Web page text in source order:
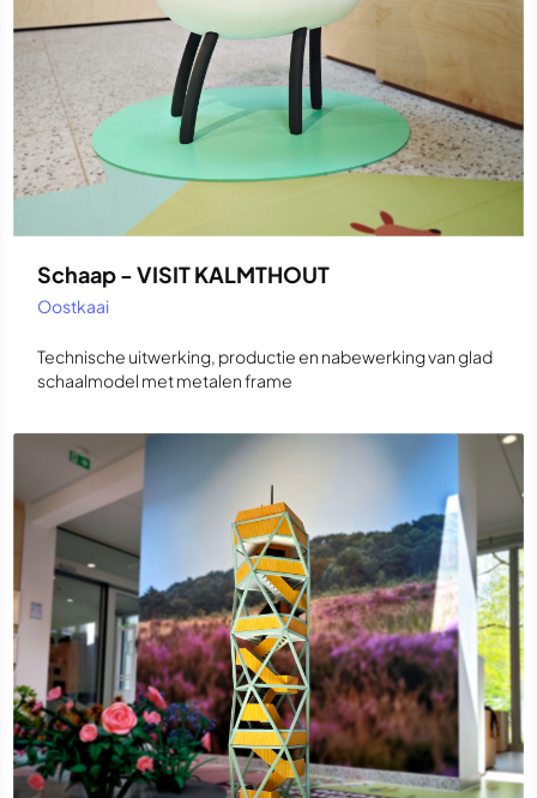
Schaap - VISIT KALMTHOUT
Oostkaai
Technische uitwerking, productie en nabewerking van glad
schaalmodel met metalen frame